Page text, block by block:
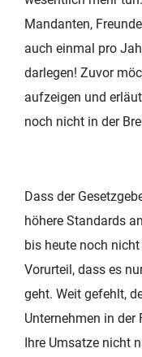
Mandanten,
auch einmal pro
darlegen! Zuvor
aufzeigen und
noch nicht in der
Dass der
höhere Standards
bis heute noch
Vorurteil, dass es
geht. Weit gefehlt,
Unternehmen in
Ihre Umsatze nicht